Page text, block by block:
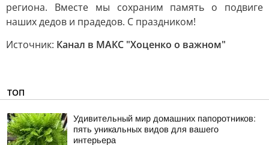
региона. Вместе мы сохраним память о подвиге
наших дедов и прадедов. С праздником!
Источник: Канал в МАКС "Хоценко о важном"
ТОП
Удивительный мир домашних папоротников:
пять уникальных видов для вашего
интерьера